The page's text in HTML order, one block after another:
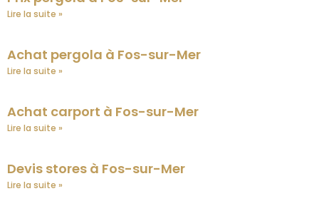
Lire la suite »
Achat pergola à Fos-sur-Mer
Lire la suite »
Achat carport à Fos-sur-Mer
Lire la suite »
Devis stores à Fos-sur-Mer
Lire la suite »